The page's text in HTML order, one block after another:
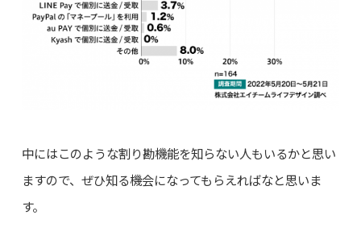
中にはこのような割り勘機能を知らない人もいるかと思い
ますので、ぜひ知る機会になってもらえればなと思いま
す。